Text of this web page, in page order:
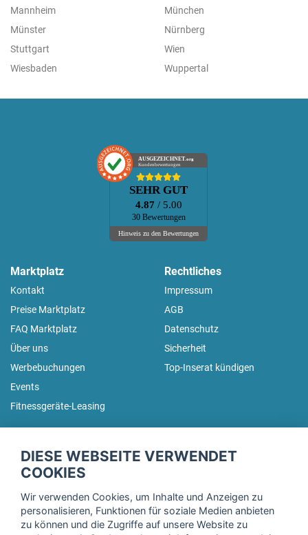
Mannheim
München
Münster
Nürnberg
Stuttgart
Wien
Wiesbaden
Wuppertal
AUSGEZEICHNET.org
Kundenbewertungen
SEHR GUT
4.87 / 5.00
30 Bewertungen
Hinweis zu den Bewertungen
Marktplatz
Kontakt
Preise Marktplatz
FAQ Marktplatz
Über uns
Werbebuchungen
Events
Fitnessgeräte-Leasing
Rechtliches
Impressum
AGB
Datenschutz
Sicherheit
Top-Inserat kündigen
Trage dich hier für unseren Newsletter ein und erhalte regelmäßig
DIESE WEBSEITE VERWENDET
COOKIES
Wir verwenden Cookies, um Inhalte und Anzeigen zu
personalisieren, Funktionen für soziale Medien anbieten
zu können und die Zugriffe auf unsere Website zu